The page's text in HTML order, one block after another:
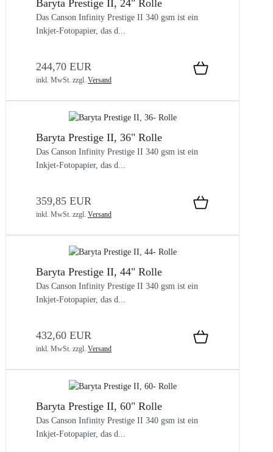
Baryta Prestige II, 24" Rolle
Das Canson Infinity Prestige II 340 gsm ist ein
Inkjet-Fotopapier, das d...
244,70 EUR
inkl. MwSt. zzgl. Versand
Baryta Prestige II, 36" Rolle
Das Canson Infinity Prestige II 340 gsm ist ein
Inkjet-Fotopapier, das d...
359,85 EUR
inkl. MwSt. zzgl. Versand
Baryta Prestige II, 44" Rolle
Das Canson Infinity Prestige II 340 gsm ist ein
Inkjet-Fotopapier, das d...
432,60 EUR
inkl. MwSt. zzgl. Versand
Baryta Prestige II, 60" Rolle
Das Canson Infinity Prestige II 340 gsm ist ein
Inkjet-Fotopapier, das d...